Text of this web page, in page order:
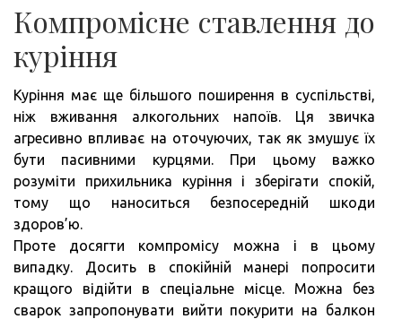
Компромісне ставлення до
куріння
Куріння має ще більшого поширення в суспільстві,
ніж вживання алкогольних напоїв. Ця звичка
агресивно впливає на оточуючих, так як змушує їх
бути пасивними курцями. При цьому важко
розуміти прихильника куріння і зберігати спокій,
тому що наноситься безпосередній шкоди
здоров’ю.
Проте досягти компромісу можна і в цьому
випадку. Досить в спокійній манері попросити
кращого відійти в спеціальне місце. Можна без
сварок запропонувати вийти покурити на балкон